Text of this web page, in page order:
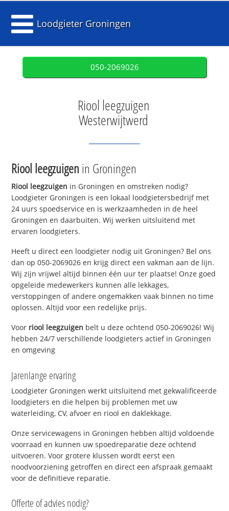
Loodgieter Groningen
050-2069026
Riool leegzuigen
Westerwijtwerd
Riool leegzuigen in Groningen
Riool leegzuigen in Groningen en omstreken nodig?
Loodgieter Groningen is een lokaal loodgietersbedrijf met
24 uurs spoedservice en is werkzaamheden in de heel
Groningen en daarbuiten. Wij werken uitsluitend met
ervaren loodgieters.
Heeft u direct een loodgieter nodig uit Groningen? Bel ons
dan op 050-2069026 en krijg direct een vakman aan de lijn.
Wij zijn vrijwel altijd binnen één uur ter plaatse! Onze goed
opgeleide medewerkers kunnen alle lekkages,
verstoppingen of andere ongemakken vaak binnen no time
oplossen. Altijd voor een redelijke prijs.
Voor riool leegzuigen belt u deze ochtend 050-2069026! Wij
hebben 24/7 verschillende loodgieters actief in Groningen
en omgeving
Jarenlange ervaring
Loodgieter Groningen werkt uitsluitend met gekwalificeerde
loodgieters en die helpen bij problemen met uw
waterleiding, CV, afvoer en riool en daklekkage.
Onze servicewagens in Groningen hebben altijd voldoende
voorraad en kunnen uw spoedreparatie deze ochtend
uitvoeren. Voor grotere klussen wordt eerst een
noodvoorziening getroffen en direct een afspraak gemaakt
voor de definitieve reparatie.
Offerte of advies nodig?